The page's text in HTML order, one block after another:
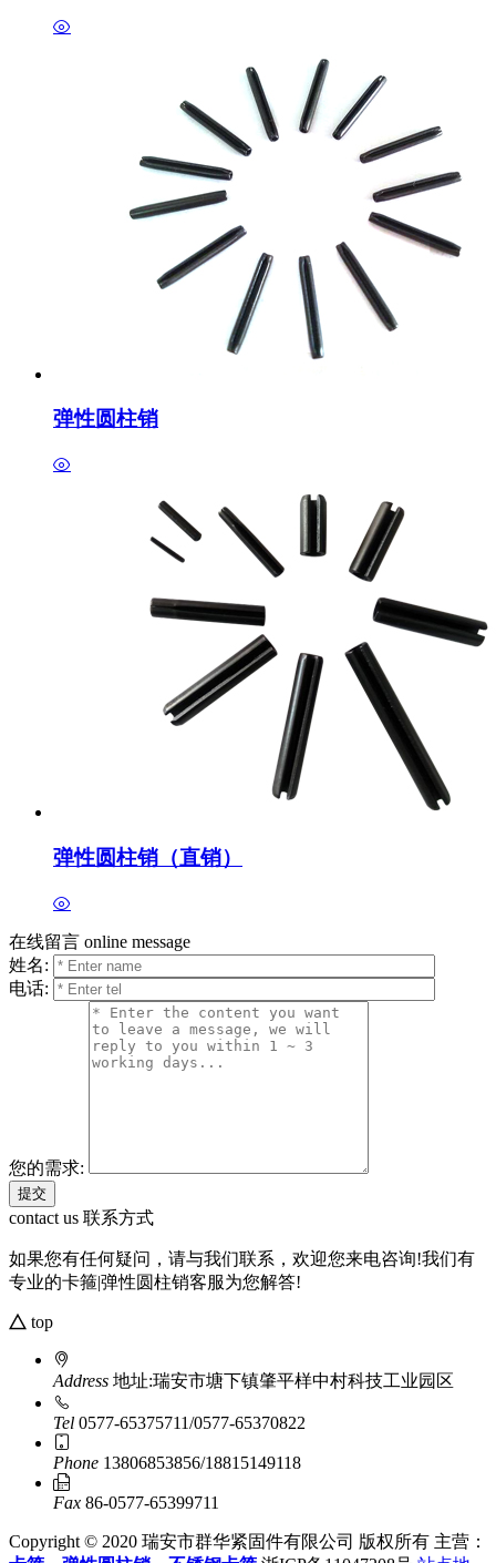
弹性圆柱销
弹性圆柱销（直销）
在线留言 online message
姓名:
电话:
您的需求:
contact us 联系方式
如果您有任何疑问，请与我们联系，欢迎您来电咨询!我们有
专业的卡箍|弹性圆柱销客服为您解答!
top
Address 地址:瑞安市塘下镇肇平样中村科技工业园区
Tel 0577-65375711/0577-65370822
Phone 13806853856/18815149118
Fax 86-0577-65399711
Copyright © 2020 瑞安市群华紧固件有限公司 版权所有 主营：